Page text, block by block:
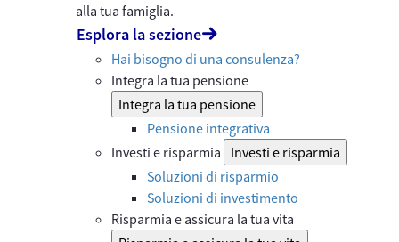
alla tua famiglia.
Esplora la sezione
Hai bisogno di una consulenza?
Integra la tua pensione
Integra la tua pensione
Pensione integrativa
Investi e risparmia
Investi e risparmia
Soluzioni di risparmio
Soluzioni di investimento
Risparmia e assicura la tua vita